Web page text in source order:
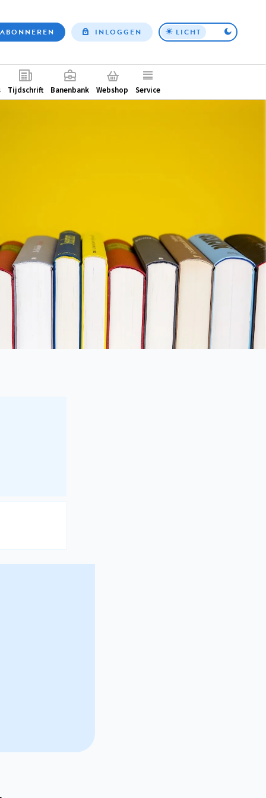
Top
ABONNEREN INLOGGEN LICHT
Tijdschrift Banenbank Webshop Service